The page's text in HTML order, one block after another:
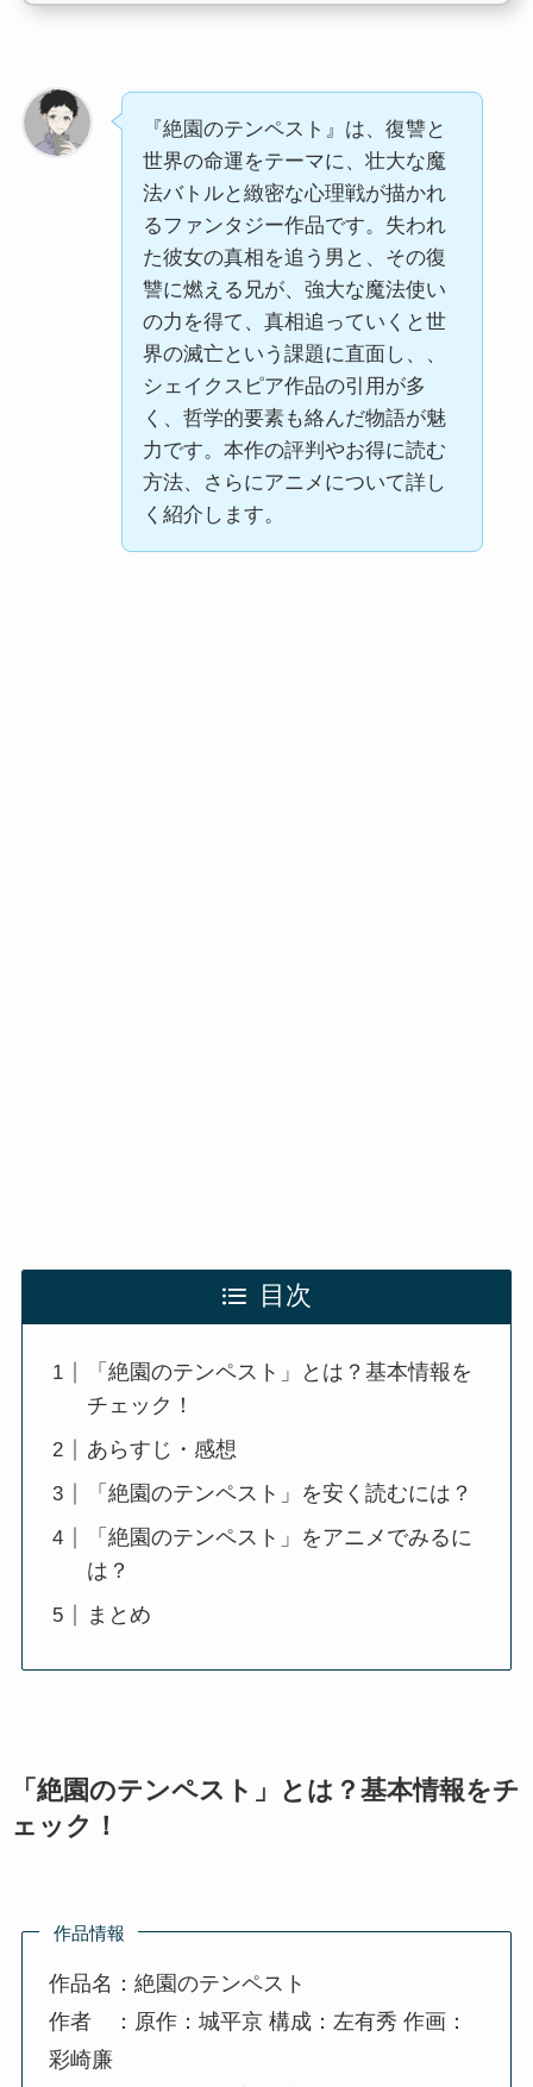
『絶園のテンペスト』は、復讐と
世界の命運をテーマに、壮大な魔
法バトルと緻密な心理戦が描かれ
るファンタジー作品です。失われ
た彼女の真相を追う男と、その復
讐に燃える兄が、強大な魔法使い
の力を得て、真相追っていくと世
界の滅亡という課題に直面し、、
シェイクスピア作品の引用が多
く、哲学的要素も絡んだ物語が魅
力です。本作の評判やお得に読む
方法、さらにアニメについて詳し
く紹介します。
目次
「絶園のテンペスト」とは？基本情報を
チェック！
あらすじ・感想
「絶園のテンペスト」を安く読むには？
「絶園のテンペスト」をアニメでみるに
は？
まとめ
「絶園のテンペスト」とは？基本情報をチ
ェック！
作品情報
作品名：絶園のテンペスト
作者 ：原作：城平京 構成：左有秀 作画：
彩崎廉